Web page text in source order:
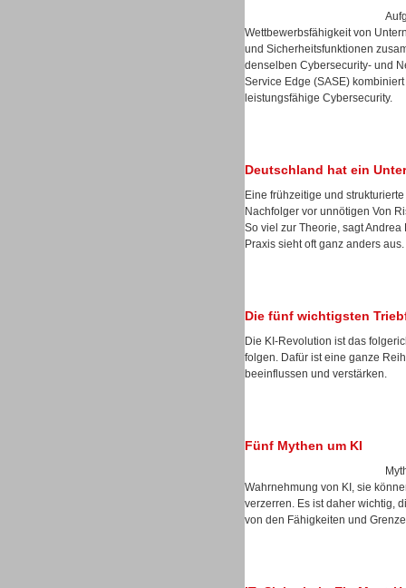
Wettbewerbsfähigkeit von
und Sicherheitsfunktionen
denselben Cybersecurity- und
Service Edge (SASE)
leistungsfähige Cybersecurity.
Deutschland hat ein
Eine frühzeitige und
Nachfolger vor unnötigen Von
So viel zur Theorie, sagt
Praxis sieht oft ganz anders aus.
Die fünf wichtigsten
Die KI-Revolution ist das
folgen. Dafür ist eine ganze
beeinflussen und verstärken.
Fünf Mythen um KI
Wahrnehmung von KI, sie
verzerren. Es ist daher wichtig,
von den Fähigkeiten und